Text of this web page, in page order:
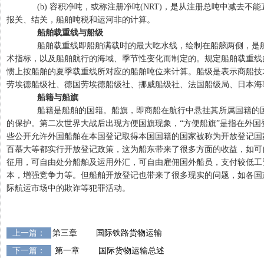
(b) 容积净吨，或称注册净吨(NRT)，是从注册总吨中减去不能
报关、结关，船舶吨税和运河非的计算。
船舶载重线与船级
船舶载重线即船舶满载时的最大吃水线，绘制在船舷两侧，是
术指标，以及船舶航行的海域、季节性变化而制定的。规定船舶载重
惯上按船舶的夏季载重线所对应的船舶吨位来计算。船级是表示商船
劳埃德船级社、德国劳埃德船级社、挪威船级社、法国船级局、日本
船籍与船旗
船籍是船舶的国籍。船旗，即商船在航行中悬挂其所属国籍的
的保护。第二次世界大战后出现方便国旗现象，“方便船旗”是指在外
些公开允许外国船舶在本国登记取得本国国籍的国家被称为开放登记
百慕大等都实行开放登记政策，这为船东带来了很多方面的收益，如
征用，可自由处分船舶及运用外汇，可自由雇佣国外船员，支付较低
本，增强竞争力等。但船舶开放登记也带来了很多现实的问题，如各
际航运市场中的欺诈等犯罪活动。
上一篇：
第三章 国际铁路货物运输
下一篇：
第一章 国际货物运输总述